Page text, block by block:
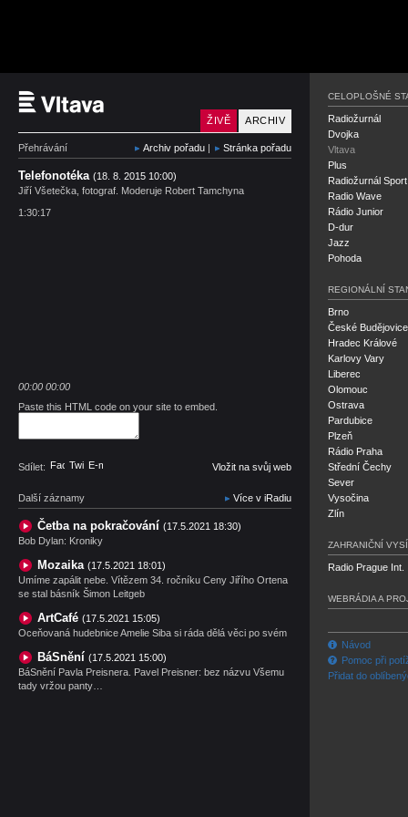
Český rozhlas Vltava
ARCHIV
ŽIVĚ
Přehrávání Archiv pořadu | Stránka pořadu
Telefonotéka (18. 8. 2015 10:00)
Jiří Všetečka, fotograf. Moderuje Robert Tamchyna
1:30:17
00:00 00:00
Paste this HTML code on your site to embed.
Sdílet: Facebook
TwitterE-mail Vložit na svůj web
Další záznamy Více v iRadiu
Četba na pokračování (17.5.2021 18:30)
Bob Dylan: Kroniky
Mozaika (17.5.2021 18:01)
Umíme zapálit nebe. Vítězem 34. ročníku Ceny Jiřího Ortena
se stal básník Šimon Leitgeb
ArtCafé (17.5.2021 15:05)
Oceňovaná hudebnice Amelie Siba si ráda dělá věci po svém
BáSnění (17.5.2021 15:00)
BáSnění Pavla Preisnera. Pavel Preisner: bez názvu Všemu
tady vržou panty…
CELOPLOŠNÉ
Radiožurnál
Dvojka
Vltava
Plus
Radiožurnál Sport
Radio Wave
Rádio Junior
D-dur
Jazz
Pohoda
REGIONÁLNÍ
Brno
České Budějovice
Hradec Králové
Karlovy Vary
Liberec
Olomouc
Ostrava
Pardubice
Plzeň
Rádio Praha
Střední Čechy
Sever
Vysočina
Zlín
ZAHRANIČNÍ
Radio Prague Int.
WEBRÁDIA A
Návod
Pomoc při
Přidat do